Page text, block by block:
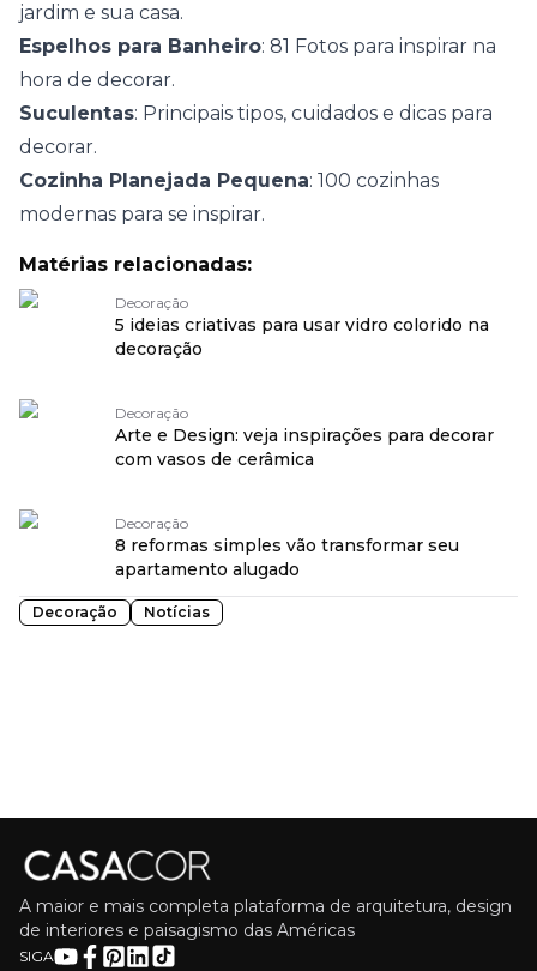
jardim e sua casa.
Espelhos para Banheiro: 81 Fotos para inspirar na
hora de decorar.
Suculentas: Principais tipos, cuidados e dicas para
decorar.
Cozinha Planejada Pequena: 100 cozinhas
modernas para se inspirar.
Matérias relacionadas:
Decoração
5 ideias criativas para usar vidro colorido na
decoração
Decoração
Arte e Design: veja inspirações para decorar
com vasos de cerâmica
Decoração
8 reformas simples vão transformar seu
apartamento alugado
Decoração Notícias
A maior e mais completa plataforma de arquitetura, design
de interiores e paisagismo das Américas
SIGA